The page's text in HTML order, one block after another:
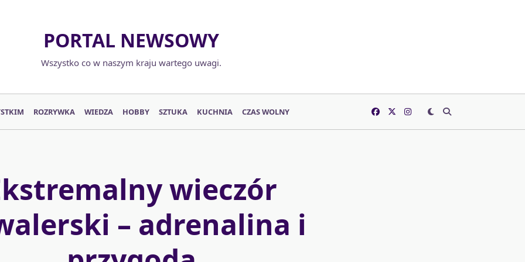
PORTAL NEWSOWY
Wszystko co w naszym kraju wartego uwagi.
ROZRYWKA WIEDZA HOBBY SZTUKA KUCHNIA CZAS WOLNY
wieczór
– adrenalina i